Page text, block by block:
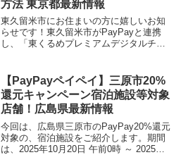
方法 東京都最新情報
東久留米市にお住まいの方に嬉しいお知
らせです！東久留米市がPayPayと連携
し、「東くるめプレミアムデジタルチケ
る、とってもお得な企画ですよ！東くる
めプレミア...
【PayPayペイペイ】三原市20%
還元キャンペーン宿泊施設等対象
店舗！広島県最新情報
今回は、広島県三原市のPayPay20%還元
対象の、宿泊施設をご紹介します。期間
は、2025年10月20日 午前0時 ～ 2025年